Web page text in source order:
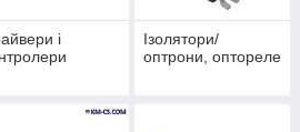
і
Ізолятори/
оптрони, оптореле